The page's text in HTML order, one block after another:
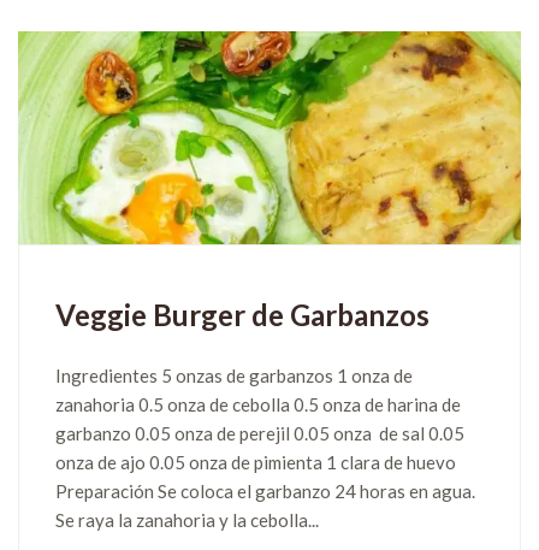
Veggie Burger de Garbanzos
Ingredientes 5 onzas de garbanzos 1 onza de
zanahoria 0.5 onza de cebolla 0.5 onza de harina de
garbanzo 0.05 onza de perejil 0.05 onza de sal 0.05
onza de ajo 0.05 onza de pimienta 1 clara de huevo
Preparación Se coloca el garbanzo 24 horas en agua.
Se raya la zanahoria y la cebolla...